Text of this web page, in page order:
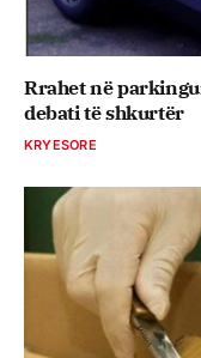
Rrahet në
debati të shkurtër
KRYESORE